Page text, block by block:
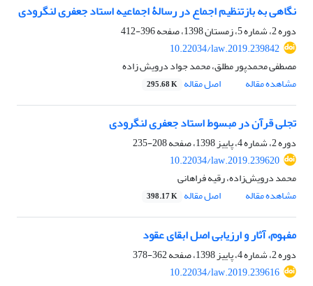
نگاهی به بازتنظیم اجماع در رسالۀ اجماعیه استاد جعفری لنگرودی
دوره 2، شماره 5، زمستان 1398، صفحه
396-412
10.22034/law.2019.239842
مصطفی محمدپور مطلق، محمد جواد درویش زاده
مشاهده مقاله
اصل مقاله 295.68 K
تجلی قرآن در مبسوط استاد جعفری لنگرودی
دوره 2، شماره 4، پاییز 1398، صفحه
208-235
10.22034/law.2019.239620
محمد درویش‌زاده، رقیه فراهانی
مشاهده مقاله
اصل مقاله 398.17 K
مفهوم، آثار و ارزیابی اصل ابقای عقود
دوره 2، شماره 4، پاییز 1398، صفحه
362-378
10.22034/law.2019.239616